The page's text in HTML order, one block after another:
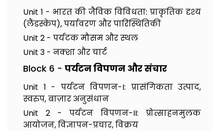
Unit 1 - भारत की जैविक विविधता: प्राकृतिक दृश्य
(लैंडस्केप), पर्यावरण और पारिस्थितिकी
Unit 2 - पर्यटक मौसम और स्थल
Unit 3 - नक्शा और चार्ट
Block 6 - पर्यटन विपणन और संचार
Unit 1 - पर्यटन विपणन-I: प्रासंगिकता उत्पाद,
स्वरुप, बाज़ार अनुसंधान
Unit 2 - पर्यटन विपणन-II: प्रोत्साहनमुलक
आयोजन, विज्ञापन-प्रचार, विक्रय